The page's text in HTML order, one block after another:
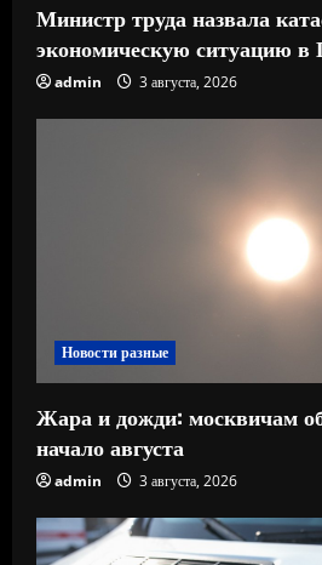
Министр труда назвала
экономическую ситуацию в
admin 3 августа, 2026
Новости разные
Жара и дожди: москвичам
начало августа
admin 3 августа, 2026